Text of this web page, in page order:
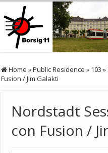
Home »Public Residence » 103 »
Fusion / Jim Galakti
Nordstadt
con Fusion /